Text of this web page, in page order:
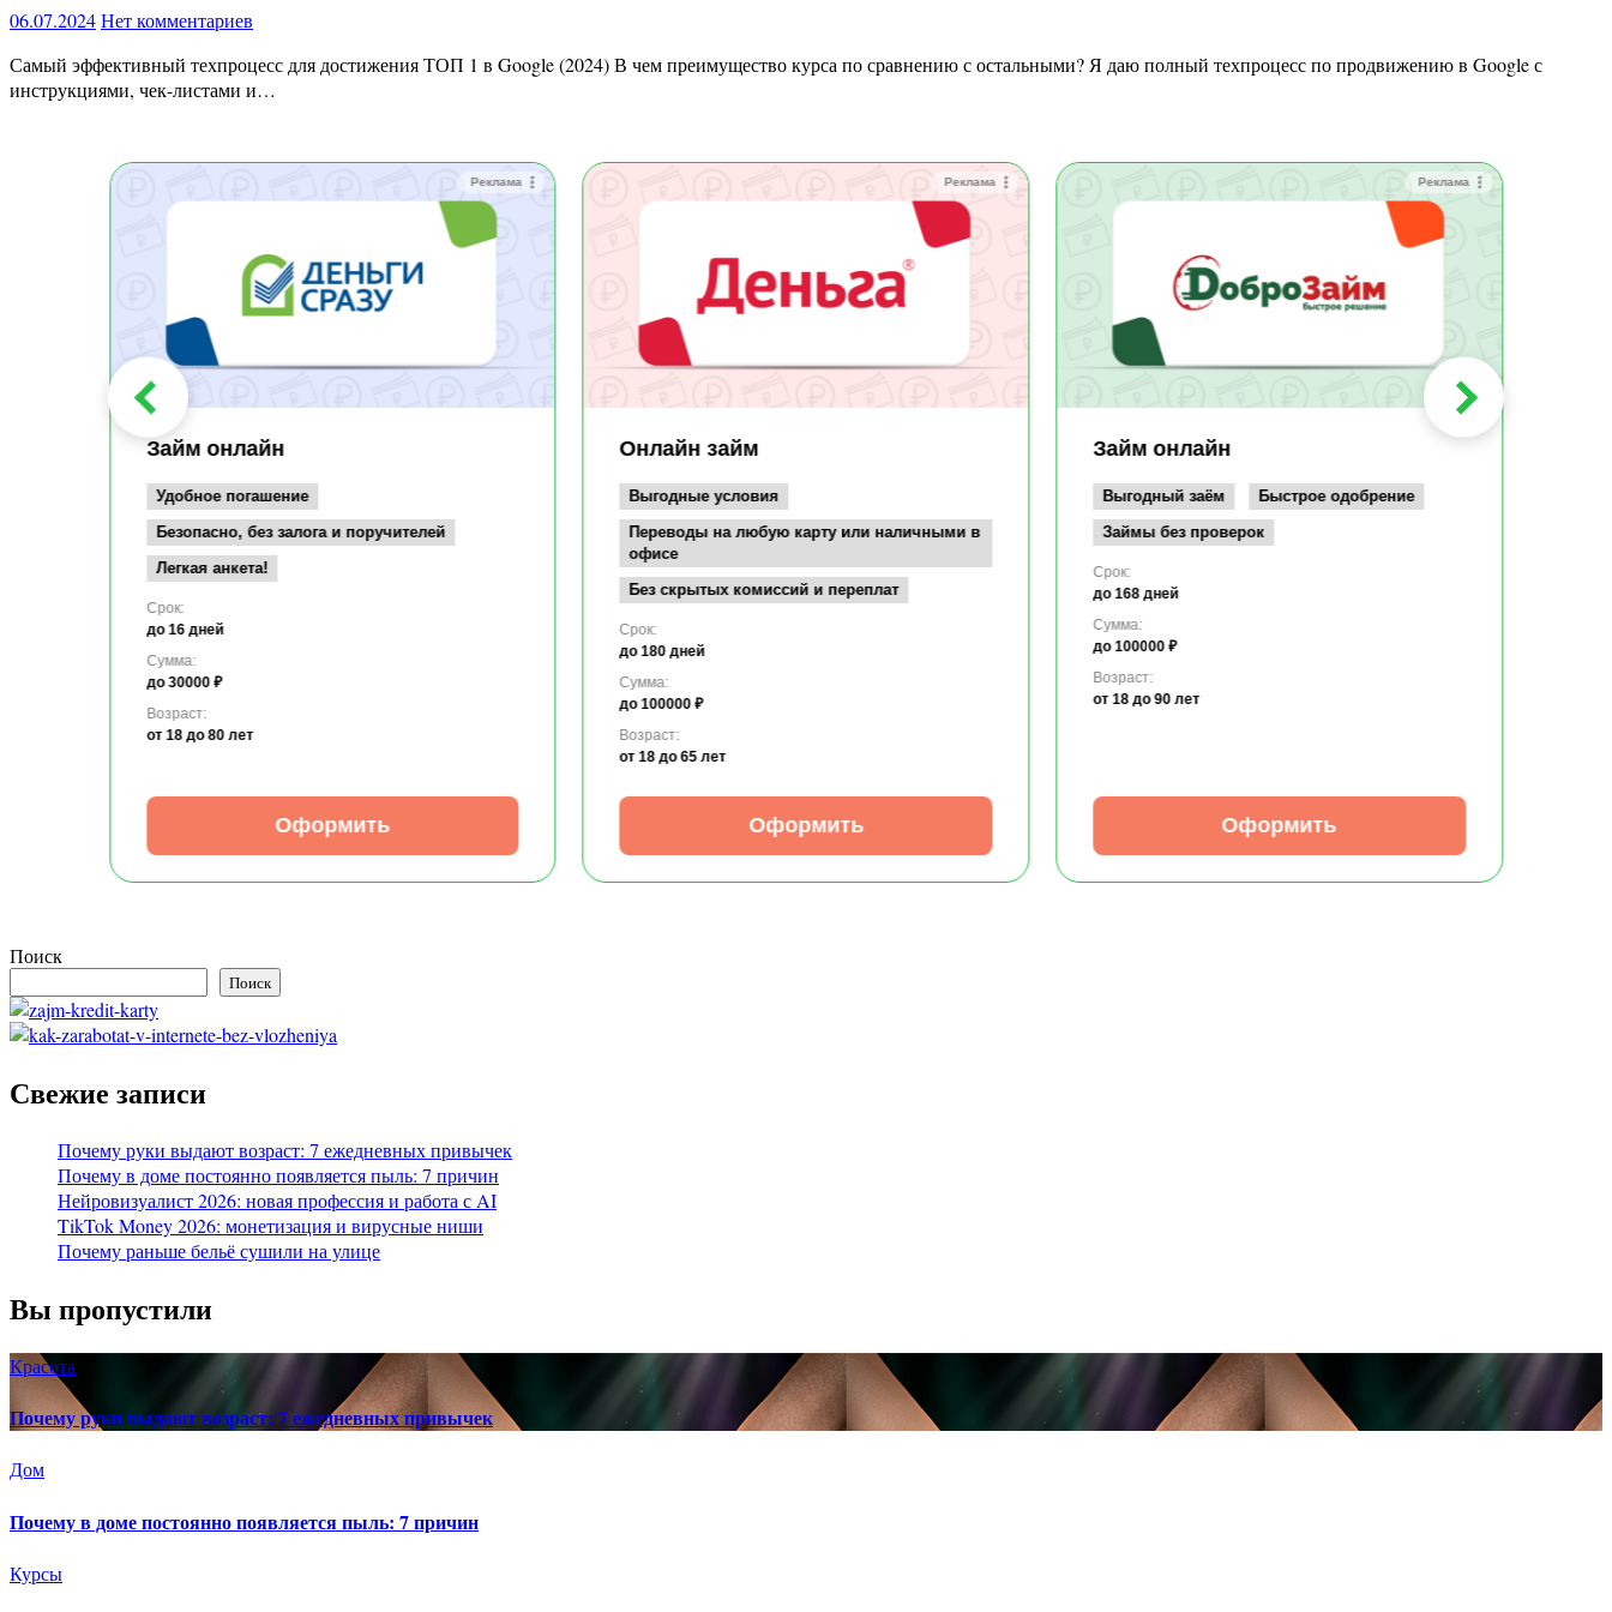
06.07.2024Нет комментариев
Самый эффективный техпроцесс для достижения ТОП 1 в Google (2024) В чем преимущество курса по сравнению с остальными? Я даю полный техпроцесс по продвижению в Google с
инструкциями, чек-листами и…
Реклама
Займ онлайн
Удобное погашение
Безопасно, без залога и поручителей
Легкая анкета!
Срок:
до 16 дней
Сумма:
до 30000 ₽
Возраст:
от 18 до 80 лет
Оформить
Реклама
Онлайн займ
Выгодные условия
Переводы на любую карту или наличными в
офисе
Без скрытых комиссий и переплат
Срок:
до 180 дней
Сумма:
до 100000 ₽
Возраст:
от 18 до 65 лет
Оформить
Реклама
Займ онлайн
Выгодный заём
Быстрое одобрение
Займы без проверок
Срок:
до 168 дней
Сумма:
до 100000 ₽
Возраст:
от 18 до 90 лет
Оформить
Поиск
Поиск
Свежие записи
Почему руки выдают возраст: 7 ежедневных привычек
Почему в доме постоянно появляется пыль: 7 причин
Нейровизуалист 2026: новая профессия и работа с AI
TikTok Money 2026: монетизация и вирусные ниши
Почему раньше бельё сушили на улице
Вы пропустили
Красота
Почему руки выдают возраст: 7 ежедневных привычек
Дом
Почему в доме постоянно появляется пыль: 7 причин
Курсы